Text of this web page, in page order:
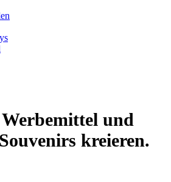
und
kreieren.